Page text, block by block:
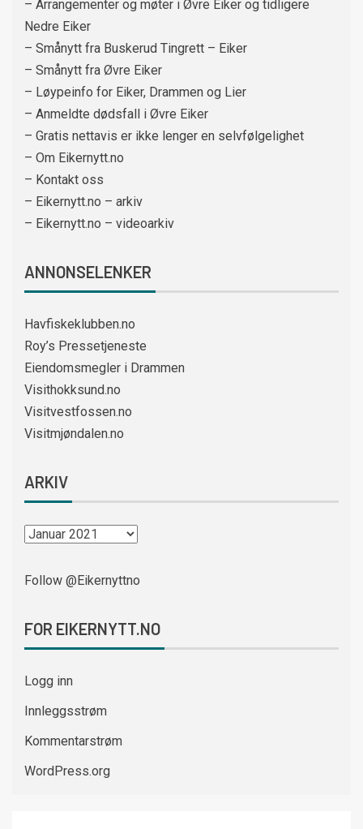
– Arrangementer og møter i Øvre Eiker og tidligere
Nedre Eiker
– Smånytt fra Buskerud Tingrett – Eiker
– Smånytt fra Øvre Eiker
– Løypeinfo for Eiker, Drammen og Lier
– Anmeldte dødsfall i Øvre Eiker
– Gratis nettavis er ikke lenger en selvfølgelighet
– Om Eikernytt.no
– Kontakt oss
– Eikernytt.no – arkiv
– Eikernytt.no – videoarkiv
ANNONSELENKER
Havfiskeklubben.no
Roy’s Pressetjeneste
Eiendomsmegler i Drammen
Visithokksund.no
Visitvestfossen.no
Visitmjøndalen.no
ARKIV
Follow @Eikernyttno
FOR EIKERNYTT.NO
Logg inn
Innleggsstrøm
Kommentarstrøm
WordPress.org